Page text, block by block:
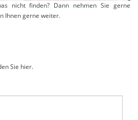
nicht finden? Dann nehmen Sie gerne
Ihnen gerne weiter.
Sie hier.